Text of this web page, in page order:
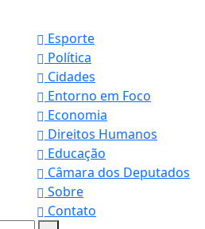
Esporte
Política
Cidades
Entorno em Foco
Economia
Direitos Humanos
Educação
Câmara dos Deputados
Sobre
Contato